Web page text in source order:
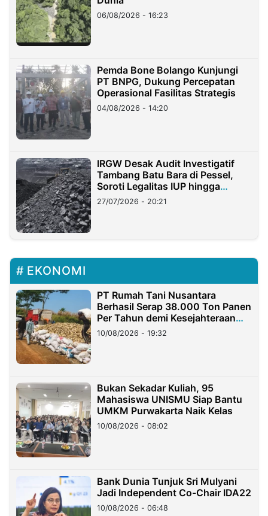
06/08/2026 - 16:23
Pemda Bone Bolango Kunjungi
PT BNPG, Dukung Percepatan
Operasional Fasilitas Strategis
04/08/2026 - 14:20
IRGW Desak Audit Investigatif
Tambang Batu Bara di Pessel,
Soroti Legalitas IUP hingga
Stockpile
27/07/2026 - 20:21
EKONOMI
PT Rumah Tani Nusantara
Berhasil Serap 38.000 Ton Panen
Per Tahun demi Kesejahteraan
Petani
10/08/2026 - 19:32
Bukan Sekadar Kuliah, 95
Mahasiswa UNISMU Siap Bantu
UMKM Purwakarta Naik Kelas
10/08/2026 - 08:02
Bank Dunia Tunjuk Sri Mulyani
Jadi Independent Co-Chair IDA22
10/08/2026 - 06:48